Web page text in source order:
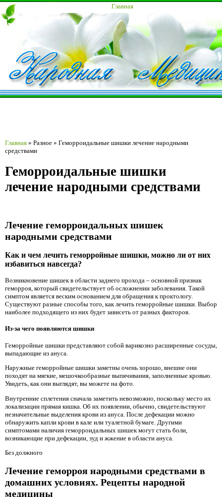
Главная
Главная » Разное » Геморроидальные шишки лечение народными
средствами
Геморроидальные шишки
лечение народными средствами
Лечение геморроидальных шишек
народными средствами
Как и чем лечить геморройные шишки, можно ли от них
избавиться навсегда?
Возникновение шишек в области заднего прохода – основной признак
геморроя, который свидетельствует об осложнении заболевания. Такой
симптом является веским основанием для обращения к проктологу.
Существуют разные способы того, как лечить геморройные шишки. Выбор
наиболее подходящего из них будет зависеть от разных факторов.
Из-за чего появляются шишки
Геморройные шишки представляют собой варикозно расширенные сосуды,
выпадающие из ануса.
Наружные геморройные шишки заметны очень хорошо, внешне они
походят на мягкие, мешочкообразные выпячивания, заполненные кровью.
Увидеть, как они выглядят, вы можете на фото.
Внутренние сплетения сначала заметить невозможно, поскольку место их
локализации прямая кишка. Об их появлении, обычно, свидетельствуют
незначительные выделения крови из ануса. После дефекации можно
обнаружить капли крови в кале или туалетной бумаге. Другими
симптомами наличия геморроидальных шишек могут стать боли,
возникающие при дефекации, зуд и жжение в области ануса.
Без должного
Лечение геморроя народными средствами в
домашних условиях. Рецепты народной
медицины